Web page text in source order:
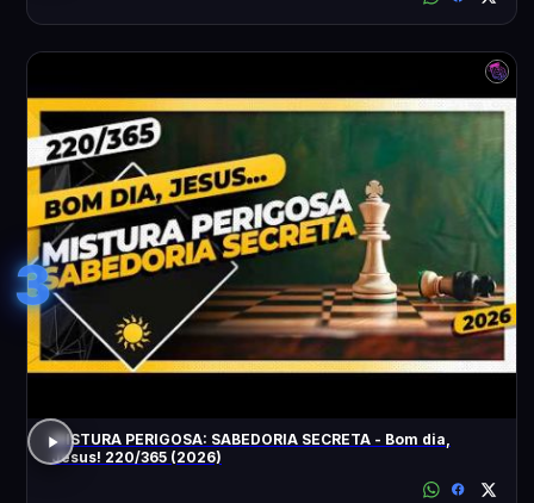
3
MISTURA PERIGOSA: SABEDORIA SECRETA - Bom dia,
Jesus! 220/365 (2026)